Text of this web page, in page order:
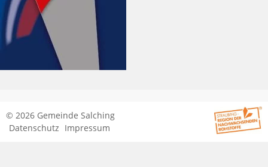
© 2026 Gemeinde Salching
Datenschutz Impressum